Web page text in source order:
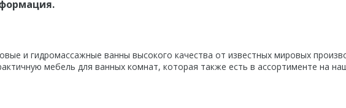
и гидромассажные ванны высокого качества от известных мировых
мебель для ванных комнат, которая также есть в ассортименте на